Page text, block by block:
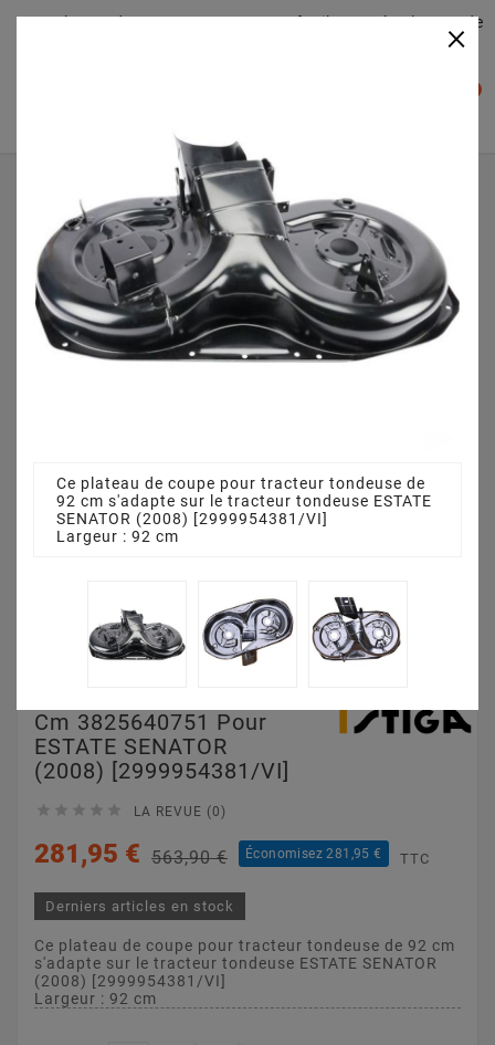
Plateaudecoupe.com : Trouver facilement le plateau de
Accueil
Plateau de coupe
Plateau de coupe 92 cm 3825640751 pour ESTATE
SENATOR (2008) [2999954381/VI]
Cm 3825640751 Pour
ESTATE SENATOR
(2008) [2999954381/VI]
     LA REVUE (0)
281,95 € 563,90 € Économisez 281,95 € TTC
Derniers articles en stock
Ce plateau de coupe pour tracteur tondeuse de 92 cm
s'adapte sur le tracteur tondeuse ESTATE SENATOR
(2008) [2999954381/VI]
Largeur : 92 cm
×
Ce plateau de coupe pour tracteur tondeuse de
92 cm s'adapte sur le tracteur tondeuse ESTATE
SENATOR (2008) [2999954381/VI]
Largeur : 92 cm